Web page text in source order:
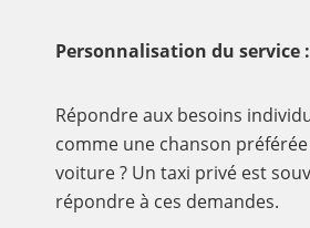
Personnalisation du service :
Répondre aux besoins
comme une chanson
voiture ? Un taxi privé est
répondre à ces demandes.